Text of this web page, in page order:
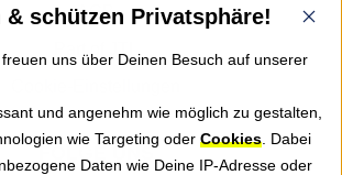
& schützen Privatsphäre!
uns über Deinen Besuch auf unserer
und angenehm wie möglich zu gestalten,
wie Targeting oder Cookies . Dabei
Daten wie Deine IP-Adresse oder
AGB
FOLGE UNS